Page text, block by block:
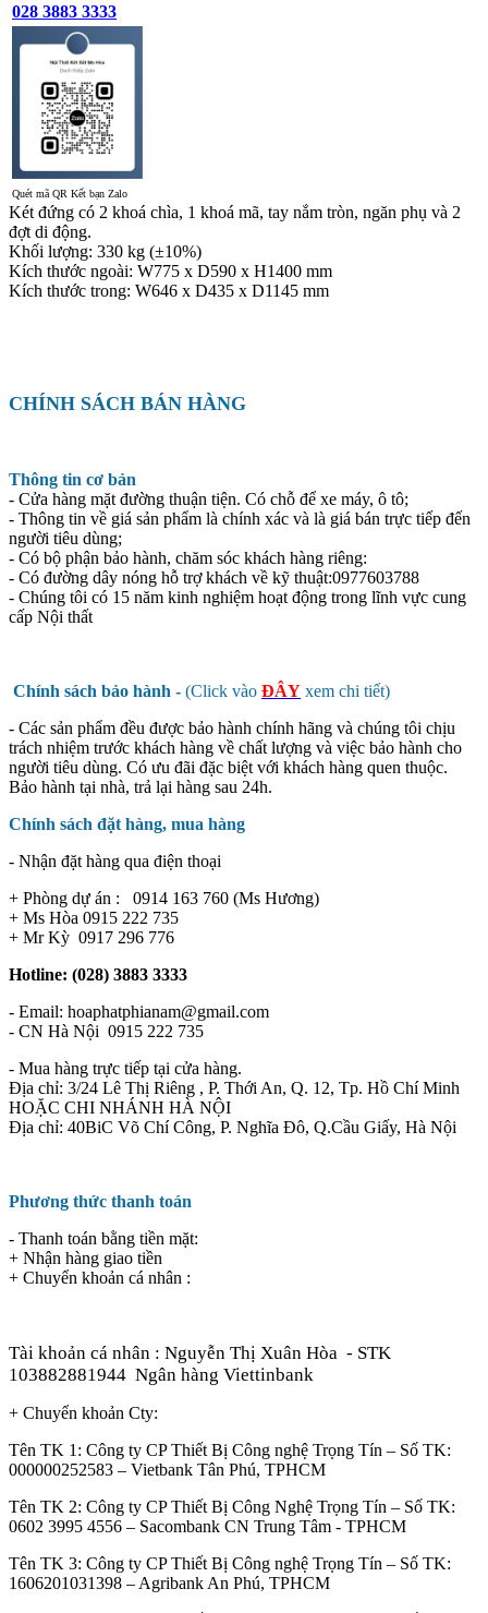
028 3883 3333
Quét mã QR Kết bạn Zalo
Két đứng có 2 khoá chìa, 1 khoá mã, tay nắm tròn, ngăn phụ và 2
đợt di động.
Khối lượng: 330 kg (±10%)
Kích thước ngoài: W775 x D590 x H1400 mm
Kích thước trong: W646 x D435 x D1145 mm
CHÍNH SÁCH BÁN HÀNG
Thông tin cơ bản
- Cửa hàng mặt đường thuận tiện. Có chỗ để xe máy, ô tô;
- Thông tin về giá sản phẩm là chính xác và là giá bán trực tiếp đến
người tiêu dùng;
- Có bộ phận bảo hành, chăm sóc khách hàng riêng:
- Có đường dây nóng hỗ trợ khách về kỹ thuật:0977603788
- Chúng tôi có 15 năm kinh nghiệm hoạt động trong lĩnh vực cung
cấp Nội thất
Chính sách bảo hành - (Click vào ĐÂY xem chi tiết)
- Các sản phẩm đều được bảo hành chính hãng và chúng tôi chịu
trách nhiệm trước khách hàng về chất lượng và việc bảo hành cho
người tiêu dùng. Có ưu đãi đặc biệt với khách hàng quen thuộc.
Bảo hành tại nhà, trả lại hàng sau 24h.
Chính sách đặt hàng, mua hàng
- Nhận đặt hàng qua điện thoại
+ Phòng dự án : 0914 163 760 (Ms Hương)
+ Ms Hòa 0915 222 735
+ Mr Kỳ 0917 296 776
Hotline: (028) 3883 3333
- Email: hoaphatphianam@gmail.com
- CN Hà Nội 0915 222 735
- Mua hàng trực tiếp tại cửa hàng.
Địa chỉ: 3/24 Lê Thị Riêng , P. Thới An, Q. 12, Tp. Hồ Chí Minh
HOẶC CHI NHÁNH HÀ NỘI
Địa chỉ: 40BiC Võ Chí Công, P. Nghĩa Đô, Q.Cầu Giấy, Hà Nội
Phương thức thanh toán
- Thanh toán bằng tiền mặt:
+ Nhận hàng giao tiền
+ Chuyển khoản cá nhân :
Tài khoản cá nhân : Nguyễn Thị Xuân Hòa - STK
103882881944 Ngân hàng Viettinbank
+ Chuyển khoản Cty:
Tên TK 1: Công ty CP Thiết Bị Công nghệ Trọng Tín – Số TK:
000000252583 – Vietbank Tân Phú, TPHCM
Tên TK 2: Công ty CP Thiết Bị Công Nghệ Trọng Tín – Số TK:
0602 3995 4556 – Sacombank CN Trung Tâm - TPHCM
Tên TK 3: Công ty CP Thiết Bị Công nghệ Trọng Tín – Số TK:
1606201031398 – Agribank An Phú, TPHCM